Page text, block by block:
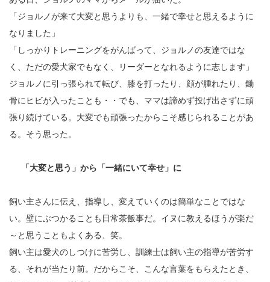
「ジョルノが来て大変と思うよりも、一緒で幸せと思えるように
なりました」
「しっかりトレーニングをがんばって、ジョルノの友達ではな
く、ただの愛犬家でもなく、リーダーとなれるように志します」
ジョルノに引っ張られて転び、膝を打ったり、顔が腫れたり、鋤
骨にヒビが入ったことも・・でも、ママは諦めず投げ出さずに頑
張り続けている。大変でも頑張ったからこそ感じられることがあ
る。そう思った。
「大変と思う」から「一緒にいて幸せ」に
飼い主さんに伝え、指導し、変えていくのは簡単なことではな
い。壁にぶつかることも日常茶飯事だ。イヌに教えるほうが楽だ
～と思うこともよくある、笑。
飼い主は愛犬のしつけに苦労し、訓練士は飼い主の指導が苦労す
る、それが当たり前。だからこそ、こんな言葉をもらえたとき、